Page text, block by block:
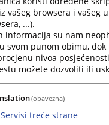
će se ograničiti na
obavjesti zabranjeno
osobama daju se
sudskih spisa
spisa plaća se sudska
i prepisivanje
referenta za
vašeg browsera i vašeg
...).
informacija su nam
svom punom obimu,
nivoa
možete dozvoliti ili
(obavezna)
Servisi treće strane